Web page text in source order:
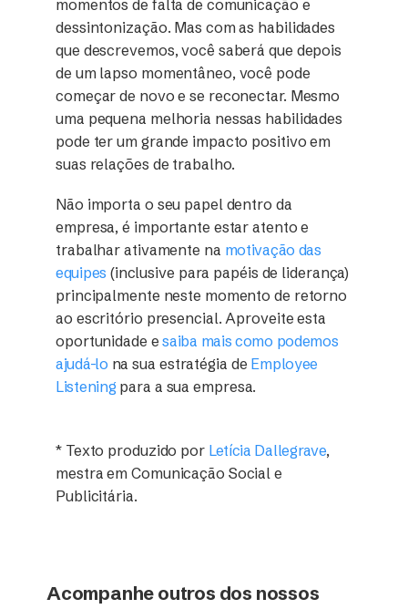
momentos de falta de comunicação e
dessintonização. Mas com as habilidades
que descrevemos, você saberá que depois
de um lapso momentâneo, você pode
começar de novo e se reconectar. Mesmo
uma pequena melhoria nessas habilidades
pode ter um grande impacto positivo em
suas relações de trabalho.
Não importa o seu papel dentro da
empresa, é importante estar atento e
trabalhar ativamente na motivação das
equipes (inclusive para papéis de liderança)
principalmente neste momento de retorno
ao escritório presencial. Aproveite esta
oportunidade e saiba mais como podemos
ajudá-lo na sua estratégia de Employee
Listeningpara a sua empresa.
* Texto produzido por Letícia Dallegrave,
mestra em Comunicação Social e
Publicitária.
Acompanhe outros dos nossos